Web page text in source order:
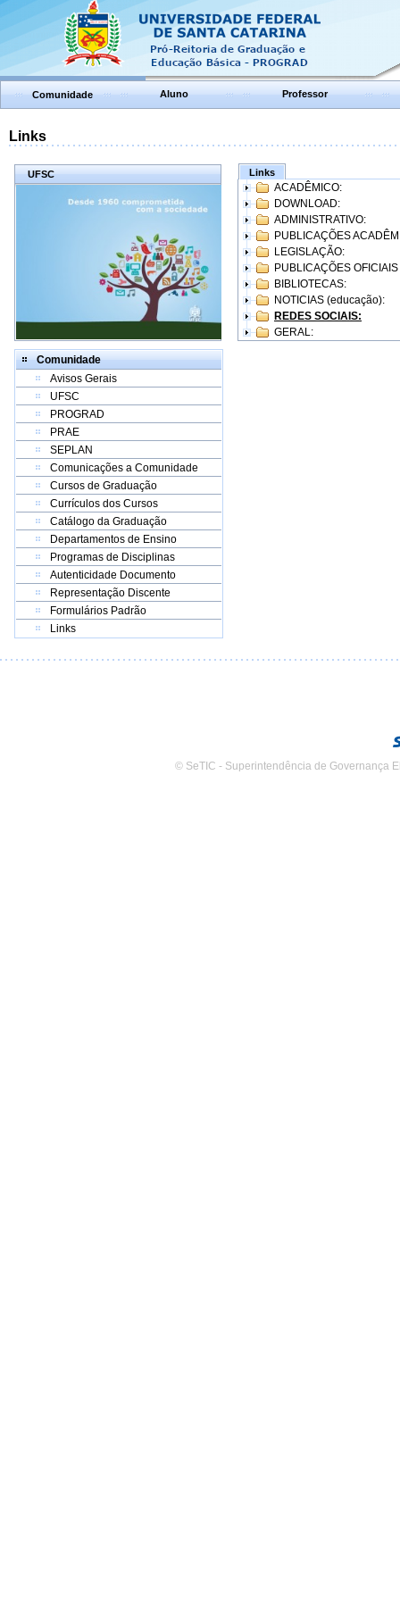
Comunidade Aluno Professor
Links
UFSC
Comunidade
Avisos Gerais
UFSC
PROGRAD
PRAE
SEPLAN
Comunicações a Comunidade
Cursos de Graduação
Currículos dos Cursos
Catálogo da Graduação
Departamentos de Ensino
Programas de Disciplinas
Autenticidade Documento
Representação Discente
Formulários Padrão
Links
Links
ACADÊMICO:
DOWNLOAD:
ADMINISTRATIVO:
PUBLICAÇÕES
LEGISLAÇÃO:
PUBLICAÇÕES
BIBLIOTECAS:
NOTICIAS (educação):
REDES SOCIAIS:
GERAL:
© SeTIC - Superintendência de Governança